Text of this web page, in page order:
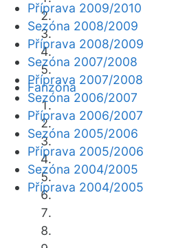
Fanzóna
Příprava 2009/2010
Sezóna 2008/2009
Příprava 2008/2009
Sezóna 2007/2008
Příprava 2007/2008
Sezóna 2006/2007
Příprava 2006/2007
Sezóna 2005/2006
Příprava 2005/2006
Sezóna 2004/2005
Příprava 2004/2005